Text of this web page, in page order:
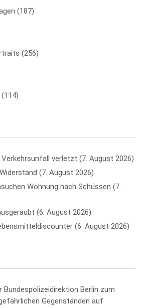
(187)
(256)
(114)
verletzt
7. August 2026
7. August 2026
Wohnung nach Schüssen
7.
6. August 2026
6. August 2026
Bundespolizeidirektion Berlin zum
Gegenständen auf